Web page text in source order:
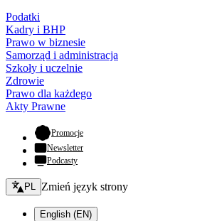
Podatki
Kadry i BHP
Prawo w biznesie
Samorząd i administracja
Szkoły i uczelnie
Zdrowie
Prawo dla każdego
Akty Prawne
Promocje- otwiera się w nowej karcie
Newsletter
Podcasty
Zmień język - bieżący:
PL Zmień język strony
English (EN)